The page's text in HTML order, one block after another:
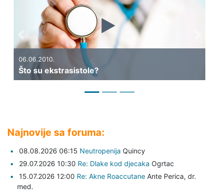
06.06.2010.
Što su ekstrasistole?
Previous
Najnovije sa foruma:
08.08.2026 06:15 Neutropenija Quincy
29.07.2026 10:30 Re: Dlake kod djecaka Ogrtac
15.07.2026 12:00 Re: Akne Roaccutane Ante Perica, dr.
med.